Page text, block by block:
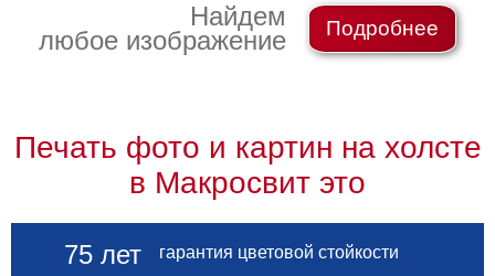
картин
фото
Абстракции
Найдем
любое изображение
Подробнее
Печать фото и картин на холсте
в Макросвит это
75 лет гарантия цветовой стойкости